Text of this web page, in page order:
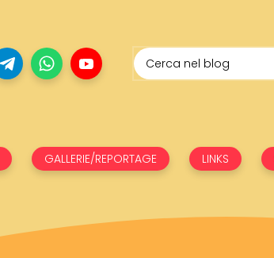
GALLERIE/REPORTAGE LINKS